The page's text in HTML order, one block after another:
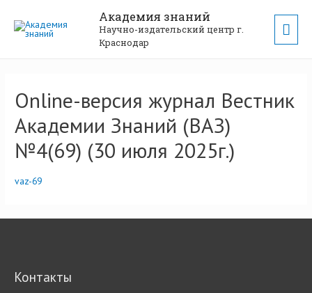
Академия знаний
Научно-издательский центр г.
Краснодар
Online-версия журнал Вестник
Академии Знаний (ВАЗ)
№4(69) (30 июля 2025г.)
vaz-69
Контакты